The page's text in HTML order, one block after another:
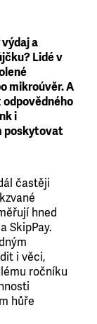
a
Lidé v
mikroúvěr. A
odpovědného
i
poskytovat
častěji
hned
SkipPay.
i věci,
ročníku
hůře